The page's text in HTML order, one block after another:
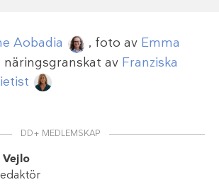
Aobadia , foto av Emma
näringsgranskat av Franziska
DD+ MEDLEMSKAP